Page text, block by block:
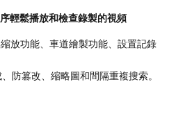
輕鬆播放和檢查錄製的視頻
放功能、車道繪製功能、設置記錄
防篡改、縮略圖和間隔重複搜索。